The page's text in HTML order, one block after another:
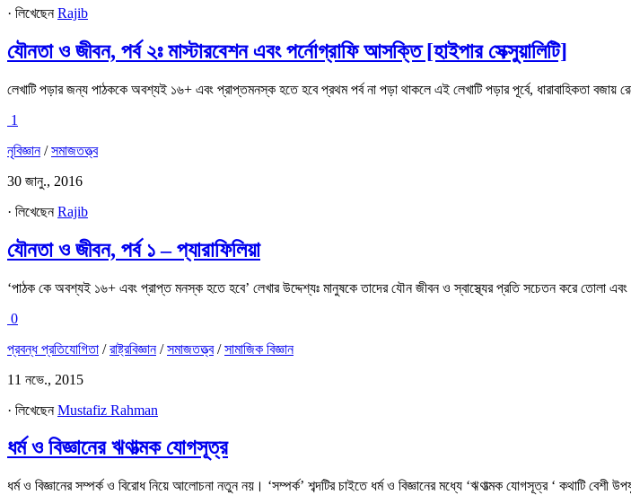
· লিখেছেনRajib
যৌনতা ও জীবন, পর্ব ২ঃ মাস্টারবেশন এবং পর্নোগ্রাফি আসক্তি [হাইপার সেক্সুয়ালিটি]
লেখাটি পড়ার জন্য পাঠককে অবশ্যই ১৬+ এবং প্রাপ্তমনস্ক হতে হবে প্রথম পর্ব না পড়া থাকলে এই লেখাটি পড়ার পূর্বে, ধারাবাহিকতা
1
নৃবিজ্ঞান/সমাজতত্ত্ব
30 জানু., 2016
· লিখেছেনRajib
যৌনতা ও জীবন, পর্ব ১ – প্যারাফিলিয়া
‘পাঠক কে অবশ্যই ১৬+ এবং প্রাপ্ত মনস্ক হতে হবে’ লেখার উদ্দেশ্যঃ মানুষকে তাদের যৌন জীবন ও স্বাস্থ্যের প্রতি সচেতন করে তোলা
0
প্রবন্ধ প্রতিযোগিতা /রাষ্ট্রবিজ্ঞান/সমাজতত্ত্ব/সামাজিক বিজ্ঞান
11 নভে., 2015
· লিখেছেনMustafiz Rahman
ধর্ম ও বিজ্ঞানের ঋণাত্মক যোগসূত্র
ধর্ম ও বিজ্ঞানের সম্পর্ক ও বিরোধ নিয়ে আলোচনা নতুন নয়। ‘সম্পর্ক’ শব্দটির চাইতে ধর্ম ও বিজ্ঞানের মধ্যে ‘ঋণাত্মক যোগসূত্র ‘ কথাটি বেশী